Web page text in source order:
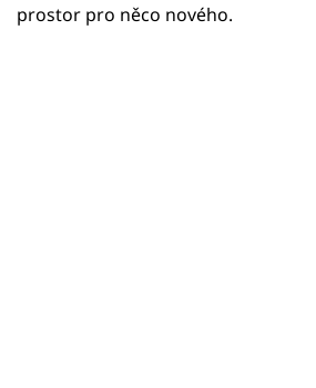
Sledujte nás
prostor pro něco nového.